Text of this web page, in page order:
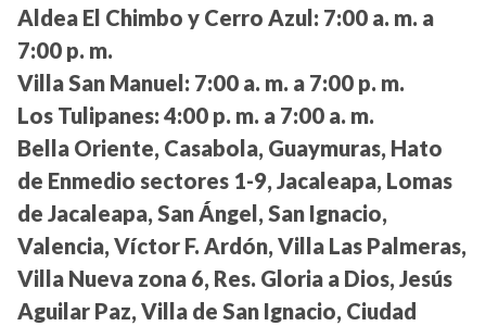
Aldea El Chimbo y Cerro Azul: 7:00 a. m. a
7:00 p. m.
Villa San Manuel: 7:00 a. m. a 7:00 p. m.
Los Tulipanes: 4:00 p. m. a 7:00 a. m.
Bella Oriente, Casabola, Guaymuras, Hato
de Enmedio sectores 1-9, Jacaleapa, Lomas
de Jacaleapa, San Ángel, San Ignacio,
Valencia, Víctor F. Ardón, Villa Las Palmeras,
Villa Nueva zona 6, Res. Gloria a Dios, Jesús
Aguilar Paz, Villa de San Ignacio, Ciudad